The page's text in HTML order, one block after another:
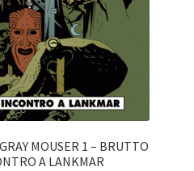
MOUSER 1 – BRUTTO
A LANKMAR